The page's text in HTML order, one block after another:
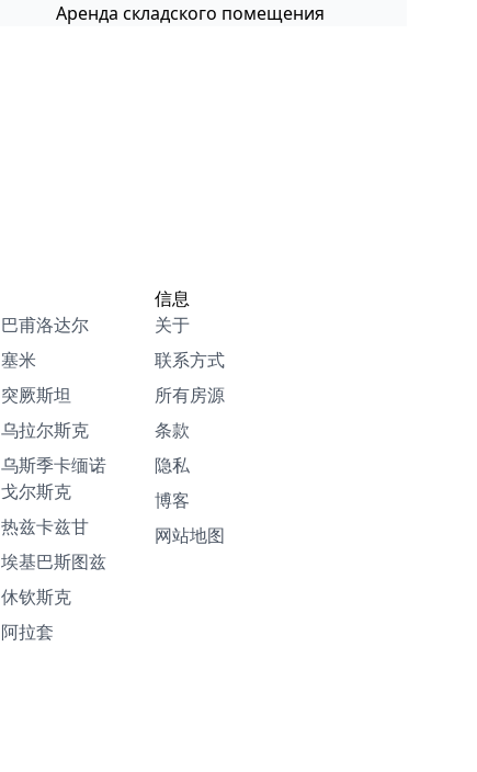
Аренда складского помещения
巴甫洛达尔
塞米
突厥斯坦
乌拉尔斯克
乌斯季卡缅诺
戈尔斯克
热兹卡兹甘
埃基巴斯图兹
休钦斯克
阿拉套
信息
关于
联系方式
所有房源
条款
隐私
博客
网站地图